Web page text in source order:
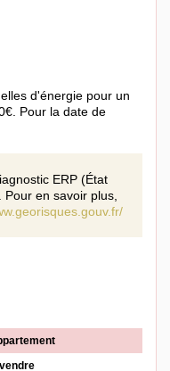
d'énergie pour un
Pour la date de
ERP (État
Pour en savoir plus,